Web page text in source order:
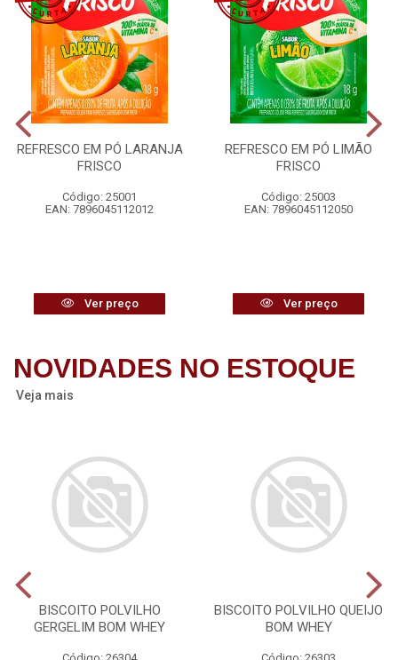
REFRESCO EM PÓ LARANJA
FRISCO
Código: 25001
EAN: 7896045112012
Ver preço
REFRESCO EM PÓ LIMÃO
FRISCO
Código: 25003
EAN: 7896045112050
Ver preço
NOVIDADES NO ESTOQUE
Veja mais
BISCOITO POLVILHO
GERGELIM BOM WHEY
BISCOITO POLVILHO QUEIJO
BOM WHEY